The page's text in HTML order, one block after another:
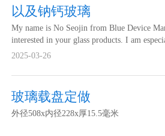
以及钠钙玻璃
My name is No Seojin from Blue Device
interested in your glass products. I am
glass and alumina silicate glass, low-ferrous
2025-03-26
玻璃载盘定做
外径508x内径228x厚15.5毫米